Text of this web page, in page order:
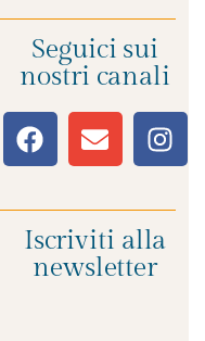
Seguici sui
nostri canali
Iscriviti alla
newsletter